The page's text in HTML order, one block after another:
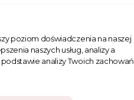
poziom doświadczenia na naszej
naszych usług, analizy a
analizy Twoich zachowań